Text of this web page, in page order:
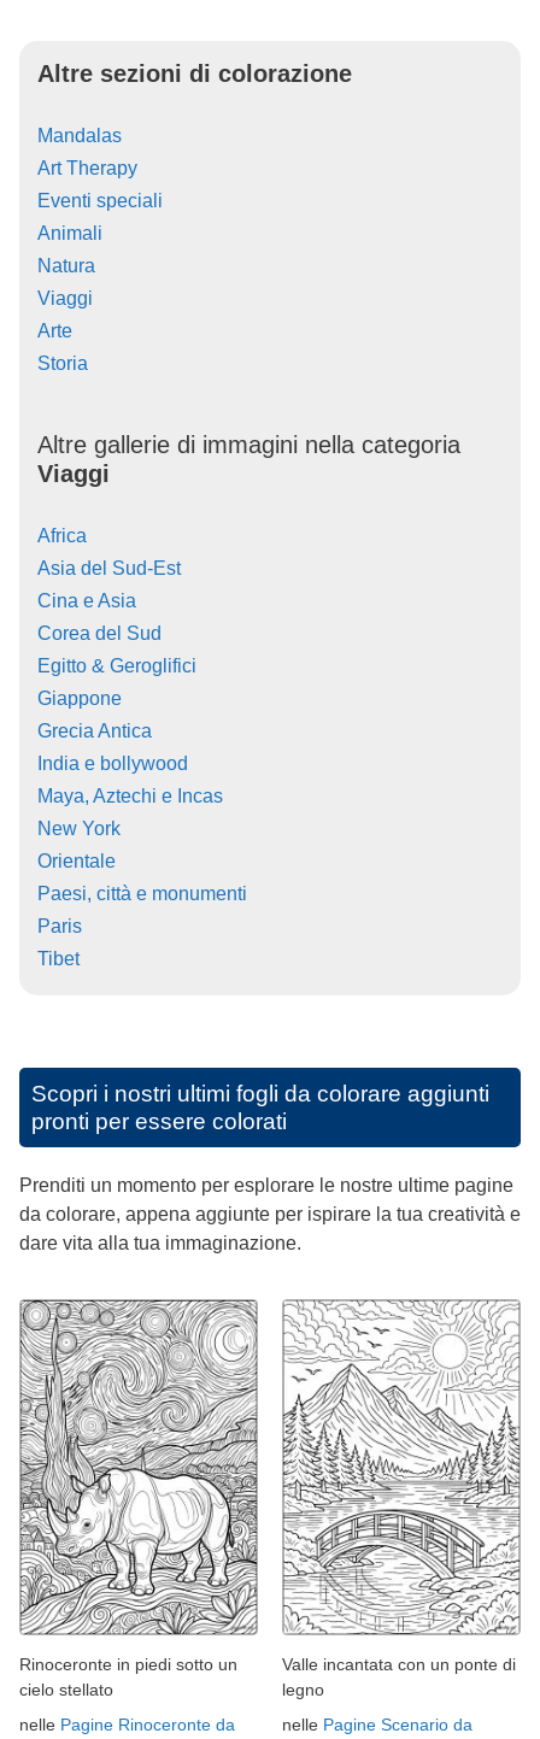
Altre sezioni di colorazione
Mandalas
Art Therapy
Eventi speciali
Animali
Natura
Viaggi
Arte
Storia
Altre gallerie di immagini nella categoria
Viaggi
Africa
Asia del Sud-Est
Cina e Asia
Corea del Sud
Egitto & Geroglifici
Giappone
Grecia Antica
India e bollywood
Maya, Aztechi e Incas
New York
Orientale
Paesi, città e monumenti
Paris
Tibet
Scopri i nostri ultimi fogli da colorare aggiunti
pronti per essere colorati
Prenditi un momento per esplorare le nostre ultime pagine
da colorare, appena aggiunte per ispirare la tua creatività e
dare vita alla tua immaginazione.
Rinoceronte in piedi sotto un
cielo stellato
nelle Pagine Rinoceronte da
Valle incantata con un ponte di
legno
nelle Pagine Scenario da